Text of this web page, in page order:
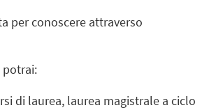
per conoscere attraverso
potrai:
di laurea, laurea magistrale a ciclo